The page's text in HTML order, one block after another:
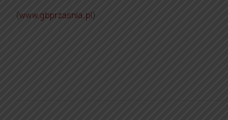
(www.gbprzasnia.pl)